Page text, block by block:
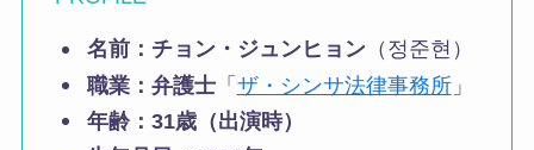
名前：チョン・ジュンヒョン （정준현）
職業：弁護士「 ザ・シンサ法律事務所」
年齢： 31歳（出演時）